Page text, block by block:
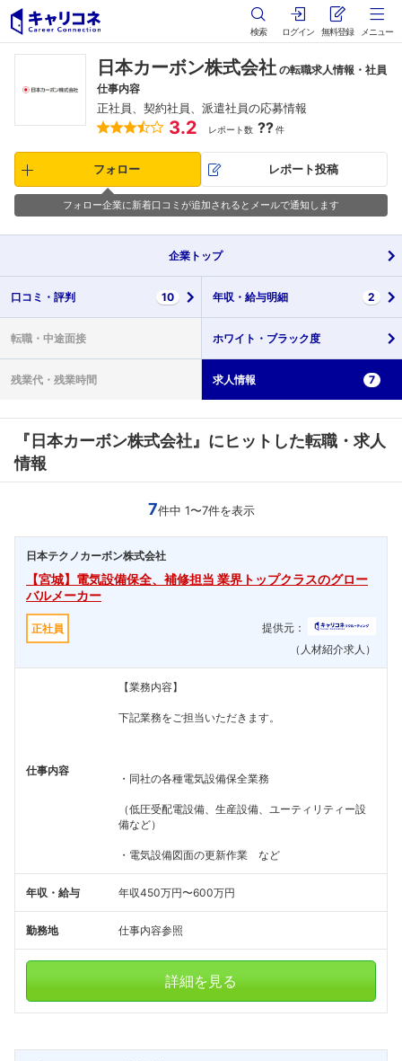
検索 ログイン 無料登録 メニュー
日本カーボン株式会社 の転職求人情報・社員
仕事内容
正社員、契約社員、派遣社員の応募情報
3.2 レポート数 ??件
フォロー レポート投稿
フォロー企業に新着口コミが追加されるとメールで通知します
企業 トップ
口コミ・ 評判 10 年収・ 給与明細 2
転職・ 中途面接 ホワイト・ ブラック度
残業代・ 残業時間 求人情報 7
『日本カーボン株式会社』にヒットした転職・求人
情報
7件中 1〜7件を表示
日本テクノカーボン株式会社
【宮城】電気設備保全、補修担当 業界トップクラスのグロー
バルメーカー
正社員
提供元：
（人材紹介求人）
仕事内容
【業務内容】
下記業務をご担当いただきます。
・同社の各種電気設備保全業務
（低圧受配電設備、生産設備、ユーティリティー設
備など）
・電気設備図面の更新作業 など
年収・給与 年収450万円〜600万円
勤務地 仕事内容参照
詳細を見る